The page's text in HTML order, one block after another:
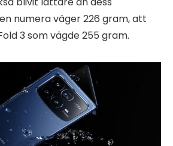
numera väger 226 gram, att
3 som vägde 255 gram.